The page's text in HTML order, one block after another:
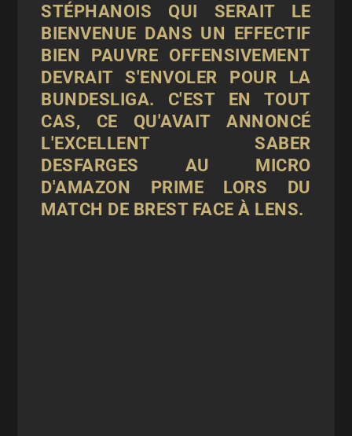
STÉPHANOIS QUI SERAIT LE
BIENVENUE DANS UN EFFECTIF
BIEN PAUVRE OFFENSIVEMENT
DEVRAIT S'ENVOLER POUR LA
BUNDESLIGA. C'EST EN TOUT
CAS, CE QU'AVAIT ANNONCÉ
L'EXCELLENT SABER
DESFARGES AU MICRO
D'AMAZON PRIME LORS DU
MATCH DE BREST FACE À LENS.